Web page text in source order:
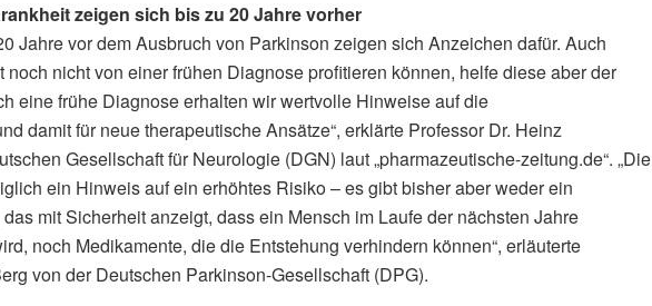
zeigen sich bis zu 20 Jahre vorher
Jahre vor dem Ausbruch von Parkinson zeigen sich Anzeichen dafür. Auch
nicht von einer frühen Diagnose profitieren können, helfe diese aber der
eine frühe Diagnose erhalten wir wertvolle Hinweise auf die
damit für neue therapeutische Ansätze“, erklärte Professor Dr. Heinz
Gesellschaft für Neurologie (DGN) laut „pharmazeutische-zeitung.de“. „Die
ein Hinweis auf ein erhöhtes Risiko – es gibt bisher aber weder ein
mit Sicherheit anzeigt, dass ein Mensch im Laufe der nächsten Jahre
noch Medikamente, die die Entstehung verhindern können“, erläuterte
von der Deutschen Parkinson-Gesellschaft (DPG).